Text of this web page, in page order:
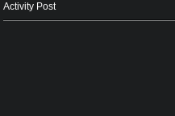
Activity Post